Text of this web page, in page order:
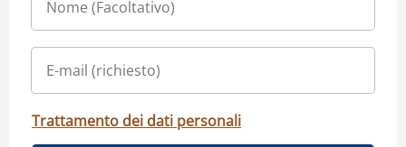
Trattamento dei dati personali